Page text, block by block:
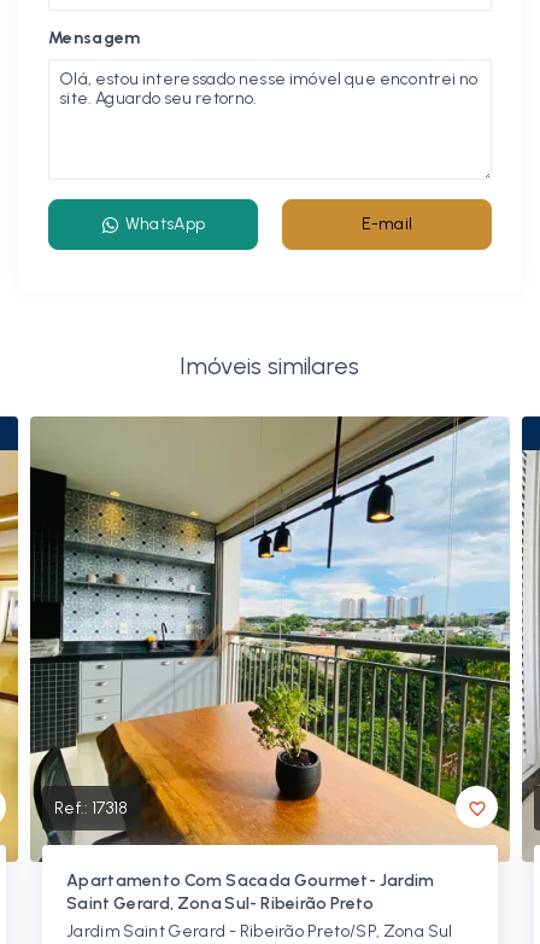
Mensagem
WhatsApp E-mail
Imóveis similares
Ref.: 17318
Apartamento Com Sacada Gourmet- Jardim
Saint Gerard, Zona Sul- Ribeirão Preto
Jardim Saint Gerard - Ribeirão Preto/SP, Zona Sul